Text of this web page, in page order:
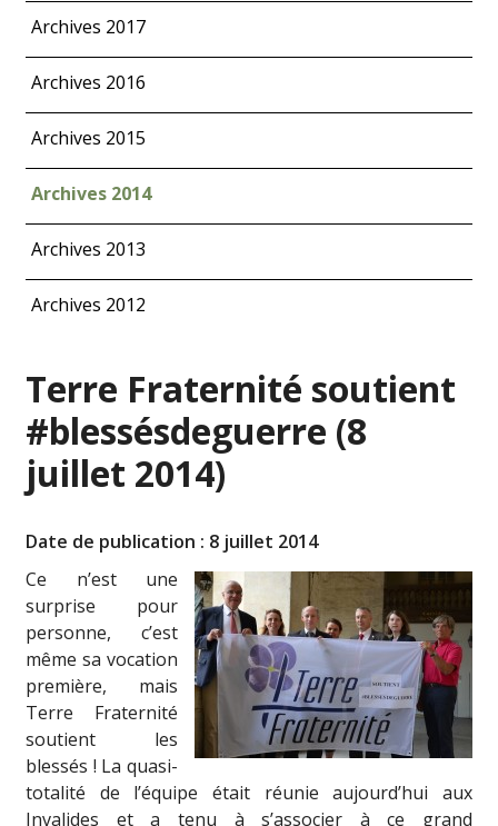
Archives 2017
Archives 2016
Archives 2015
Archives 2014
Archives 2013
Archives 2012
Terre Fraternité soutient
#blessésdeguerre (8
juillet 2014)
Date de publication : 8 juillet 2014
Ce n’est une
surprise pour
personne, c’est
même sa vocation
première, mais
Terre Fraternité
soutient les
blessés ! La quasi-
totalité de l’équipe était réunie aujourd’hui aux
Invalides et a tenu à s’associer à ce grand